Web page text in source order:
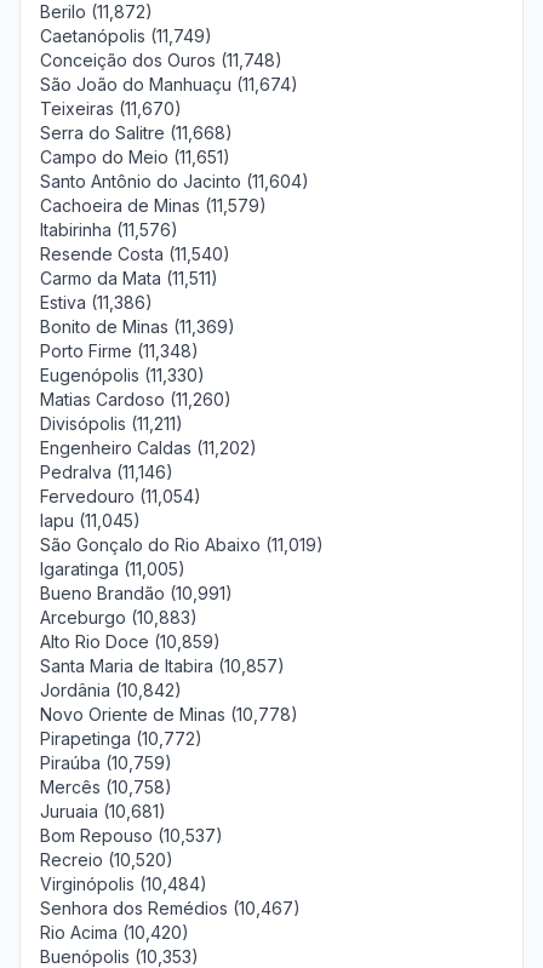
Berilo (11,872)
Caetanópolis (11,749)
Conceição dos Ouros (11,748)
São João do Manhuaçu (11,674)
Teixeiras (11,670)
Serra do Salitre (11,668)
Campo do Meio (11,651)
Santo Antônio do Jacinto (11,604)
Cachoeira de Minas (11,579)
Itabirinha (11,576)
Resende Costa (11,540)
Carmo da Mata (11,511)
Estiva (11,386)
Bonito de Minas (11,369)
Porto Firme (11,348)
Eugenópolis (11,330)
Matias Cardoso (11,260)
Divisópolis (11,211)
Engenheiro Caldas (11,202)
Pedralva (11,146)
Fervedouro (11,054)
Iapu (11,045)
São Gonçalo do Rio Abaixo (11,019)
Igaratinga (11,005)
Bueno Brandão (10,991)
Arceburgo (10,883)
Alto Rio Doce (10,859)
Santa Maria de Itabira (10,857)
Jordânia (10,842)
Novo Oriente de Minas (10,778)
Pirapetinga (10,772)
Piraúba (10,759)
Mercês (10,758)
Juruaia (10,681)
Bom Repouso (10,537)
Recreio (10,520)
Virginópolis (10,484)
Senhora dos Remédios (10,467)
Rio Acima (10,420)
Buenópolis (10,353)